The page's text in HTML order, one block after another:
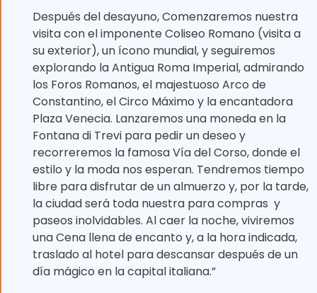
Después del desayuno, Comenzaremos nuestra
visita con el imponente Coliseo Romano (visita a
su exterior), un ícono mundial, y seguiremos
explorando la Antigua Roma Imperial, admirando
los Foros Romanos, el majestuoso Arco de
Constantino, el Circo Máximo y la encantadora
Plaza Venecia. Lanzaremos una moneda en la
Fontana di Trevi para pedir un deseo y
recorreremos la famosa Vía del Corso, donde el
estilo y la moda nos esperan. Tendremos tiempo
libre para disfrutar de un almuerzo y, por la tarde,
la ciudad será toda nuestra para compras ️ y
paseos inolvidables. Al caer la noche, viviremos
una Cena llena de encanto y, a la hora indicada,
traslado al hotel para descansar después de un
día mágico en la capital italiana.”